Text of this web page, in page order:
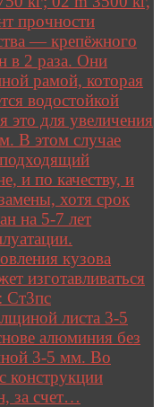
прочности
— крепёжного
в 2 раза. Они
рамой, которая
водостойкой
это для увеличения
В этом случае
и по качеству, и
хотя срок
на 5-7 лет
кузова
изготавливаться
Ст3пс
листа 3-5
алюминия без
3-5 мм. Во
конструкции
за счет…